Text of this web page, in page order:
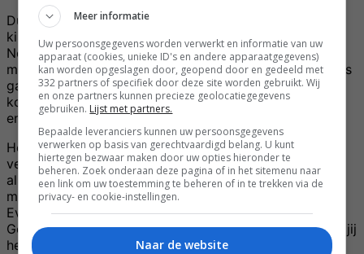
Dus toen ik vroeg wat ze dan wilde, ja iets van een
kippenstoofpotje met aubergine, hummus en flatbread.
Nou
hummusenflatbread, dat ken ik wel, maar die kip
moest ik nog even over nadenken. Dus toen ben ik eens
gaan Googelen wat voor soort recepten uit die regio
komen. En ben ik gaan experimenteren met de kruiden
en de verhoudingen, en daar is dit recept uitgekomen!
Het zal zeker niet authentiek zijn, omdat ik zelf de
verhoudingen van de kruiden heb bepaald en ook niet
alle kruiden er in gedaan die er wel in ‘horen’ en
misschien wat extra erbij gedaan.. Gewoon een mooie
EvieKookt versie dus, die ik zelf heeel erg lekker vind!
Geïnspireerd op de Palestijnse keuken 🙂 Hopelijk vind jij
het ook wat!
Meer informatie
Uw persoonsgegevens worden verwerkt en informatie van uw
apparaat (cookies, unieke ID's en andere apparaatgegevens)
kan worden opgeslagen door, geopend door en gedeeld met
332 partners of specifiek door deze site worden gebruikt. Wij
en onze partners kunnen precieze geolocatiegegevens
gebruiken. Lijst met partners.
Bepaalde leveranciers kunnen uw persoonsgegevens
verwerken op basis van gerechtvaardigd belang. U kunt
hiertegen bezwaar maken door uw opties hieronder te
beheren. Zoek onderaan deze pagina of in het sitemenu naar
een link om uw toestemming te beheren of in te trekken via de
privacy- en cookie-instellingen.
Naar de website